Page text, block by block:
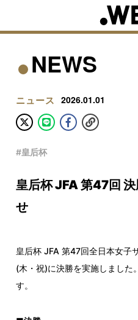
NEWS
ニュース 2026.01.01
#皇后杯
皇后杯 JFA 第47回
せ
皇后杯 JFA 第47回全日本女子
(木・祝)に決勝を実施しました
す。